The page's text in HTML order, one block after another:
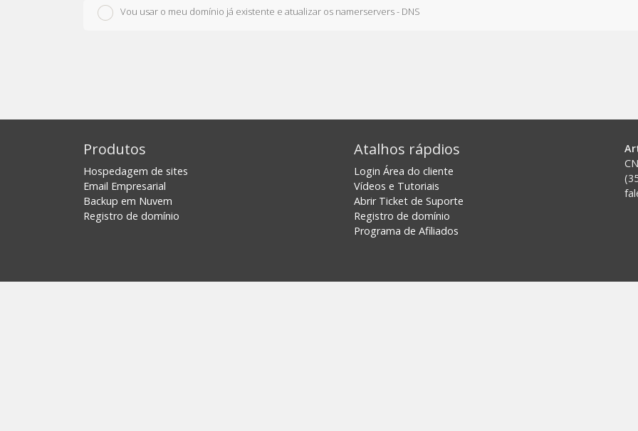
Vou usar o meu domínio já existente e atualizar os namerservers - DNS
Produtos
Hospedagem de sites
Email Empresarial
Backup em Nuvem
Registro de domínio
Atalhos rápdios
Login Área do cliente
Vídeos e Tutoriais
Abrir Ticket de Suporte
Registro de domínio
Programa de Afiliados